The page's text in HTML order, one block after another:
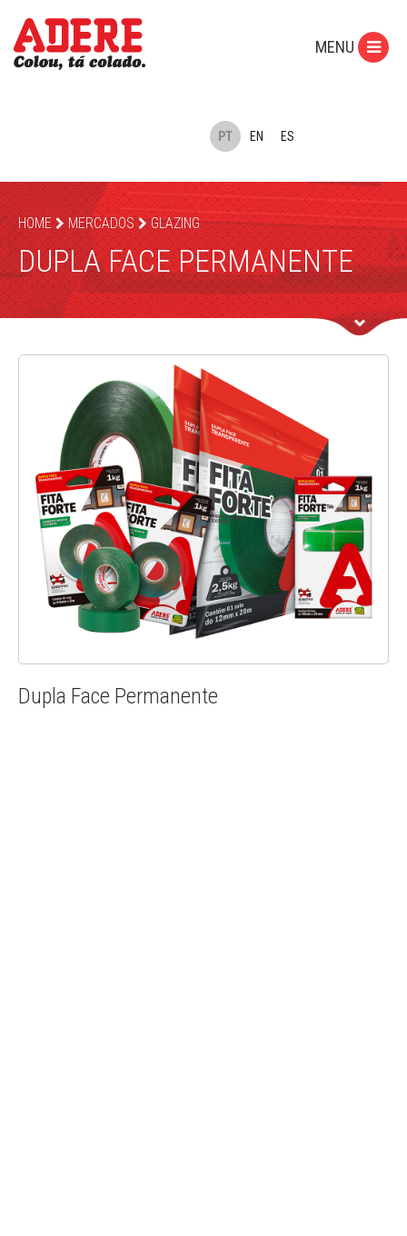
PT EN ES
MENU
HOME MERCADOS GLAZING
DUPLA FACE PERMANENTE
Dupla Face Permanente